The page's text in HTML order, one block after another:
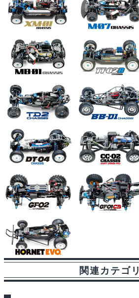
関連カテゴリ